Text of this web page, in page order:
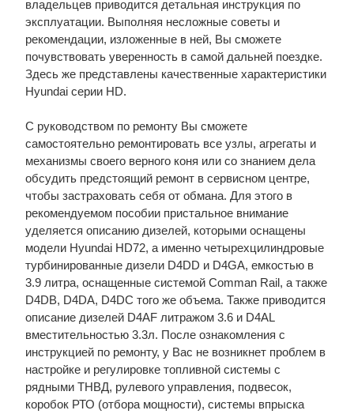
владельцев приводится детальная инструкция по
эксплуатации. Выполняя несложные советы и
рекомендации, изложенные в ней, Вы сможете
почувствовать уверенность в самой дальней поездке.
Здесь же представлены качественные характеристики
Hyundai серии HD.
С руководством по ремонту Вы сможете
самостоятельно ремонтировать все узлы, агрегаты и
механизмы своего верного коня или со знанием дела
обсудить предстоящий ремонт в сервисном центре,
чтобы застраховать себя от обмана. Для этого в
рекомендуемом пособии пристальное внимание
уделяется описанию дизелей, которыми оснащены
модели Hyundai HD72, а именно четырехцилиндровые
турбинированные дизели D4DD и D4GA, емкостью в
3.9 литра, оснащенные системой Comman Rail, а также
D4DB, D4DA, D4DC того же объема. Также приводится
описание дизелей D4AF литражом 3.6 и D4AL
вместительностью 3.3л. После ознакомления с
инструкцией по ремонту, у Вас не возникнет проблем в
настройке и регулировке топливной системы с
рядными ТНВД, рулевого управления, подвесок,
коробок РТО (отбора мощности), системы впрыска